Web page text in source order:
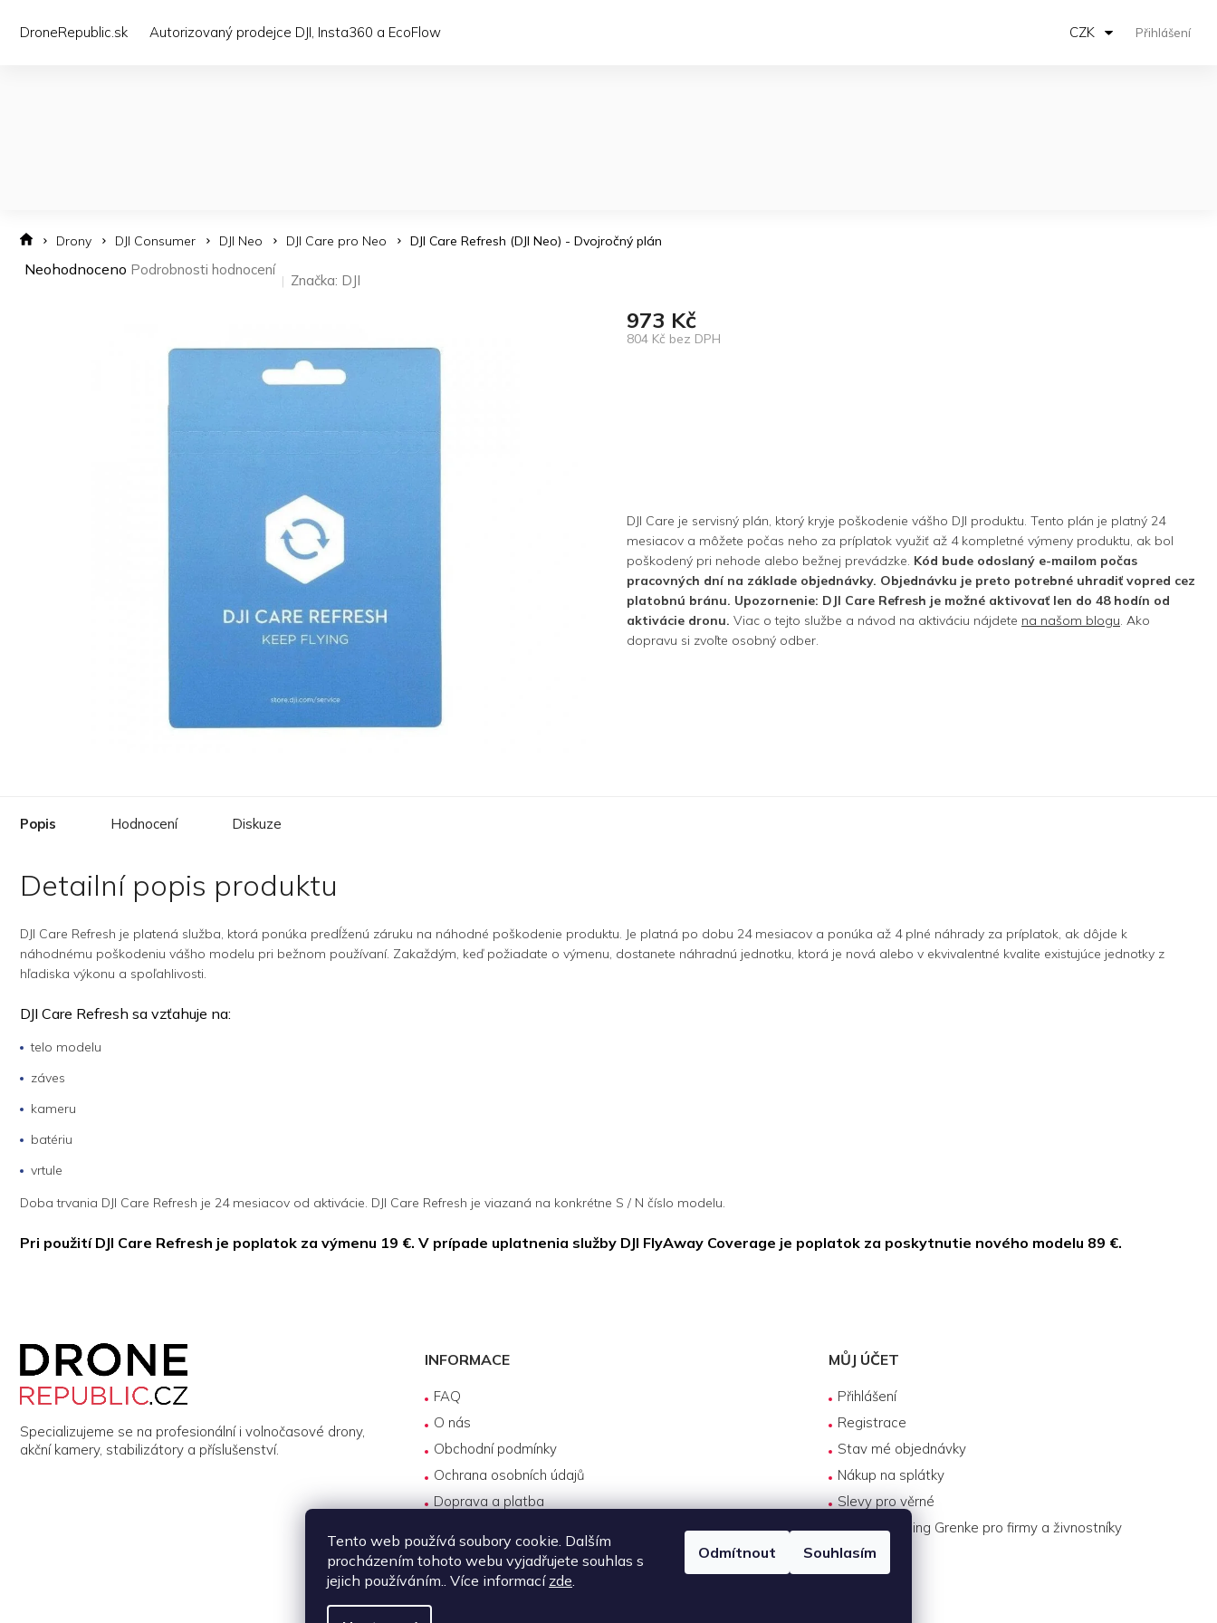
Tento web používá soubory cookie. Dalším
procházením tohoto webu vyjadřujete souhlas s
jejich používáním.. Více informací zde.
Odmítnout Souhlasím
DroneRepublic.sk Autorizovaný prodejce DJI, Insta360 a EcoFlow CZK Přihlášení
Drony DJI Consumer DJI Neo DJI Care pro Neo DJI Care Refresh (DJI Neo) - Dvojročný plán
Průměrné
Neohodnoceno Podrobnosti hodnocení
Značka: DJI
973 Kč
804 Kč bez DPH
DJI Care je servisný plán, ktorý kryje poškodenie vášho DJI produktu. Tento plán je platný 24
mesiacov a môžete počas neho za príplatok využiť až 4 kompletné výmeny produktu, ak bol
poškodený pri nehode alebo bežnej prevádzke. Kód bude odoslaný e-mailom počas
pracovných dní na základe objednávky. Objednávku je preto potrebné uhradiť vopred cez
platobnú bránu. Upozornenie: DJI Care Refresh je možné aktivovať len do 48 hodín od
aktivácie dronu. Viac o tejto službe a návod na aktiváciu nájdete na našom blogu. Ako
dopravu si zvoľte osobný odber.
Popis Hodnocení Diskuze
Detailní popis produktu
DJI Care Refresh je platená služba, ktorá ponúka predĺženú záruku na náhodné poškodenie produktu. Je platná po dobu 24 mesiacov a ponúka až 4 plné náhrady za príplatok, ak dôjde k
náhodnému poškodeniu vášho modelu pri bežnom používaní. Zakaždým, keď požiadate o výmenu, dostanete náhradnú jednotku, ktorá je nová alebo v ekvivalentné kvalite existujúce jednotky z
hľadiska výkonu a spoľahlivosti.
DJI Care Refresh sa vzťahuje na:
telo modelu
záves
kameru
batériu
vrtule
Doba trvania DJI Care Refresh je 24 mesiacov od aktivácie. DJI Care Refresh je viazaná na konkrétne S / N číslo modelu.
Pri použití DJI Care Refresh je poplatok za výmenu 19 €. V prípade uplatnenia služby DJI FlyAway Coverage je poplatok za poskytnutie nového modelu 89 €.
Specializujeme se na profesionální i volnočasové drony,
akční kamery, stabilizátory a příslušenství.
INFORMACE
FAQ
O nás
Obchodní podmínky
Ochrana osobních údajů
Doprava a platba
Servis produktů DJI
Návody k používání
MŮJ ÚČET
Přihlášení
Registrace
Stav mé objednávky
Nákup na splátky
Slevy pro věrné
Byznys leasing Grenke pro firmy a živnostníky